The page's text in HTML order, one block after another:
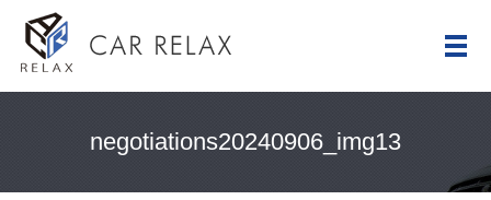
メ
negotiations20240906_img13